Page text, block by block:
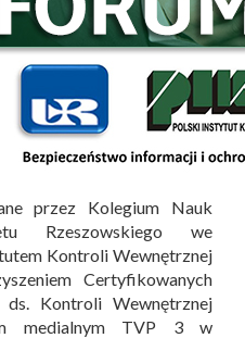
przez Kolegium Nauk
Rzeszowskiego we
Kontroli Wewnętrznej
Certyfikowanych
Kontroli Wewnętrznej
medialnym TVP 3 w